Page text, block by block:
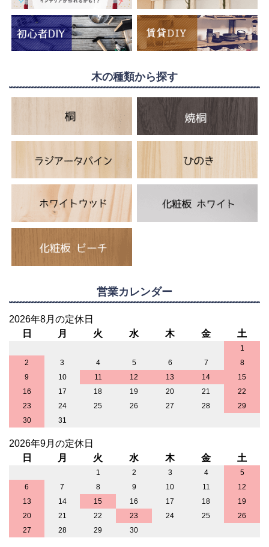
木の種類から探す
営業カレンダー
2026年8月の定休日
日
月 火 水 木 金 土
1
2
3 4 5 6 7
8
9
10 11 12 13 14
15
16
17 18 19 20 21
22
23
24 25 26 27 28
29
30
31
2026年9月の定休日
日
月 火 水 木 金 土
1 2 3 4
5
6
7 8 9 10 11
12
13
14 15 16 17 18
19
20
21 22 23 24 25
26
27
28 29 30